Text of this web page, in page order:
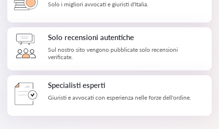
Solo i migliori avvocati e giuristi d'Italia.
Solo recensioni autentiche
Sul nostro sito vengono pubblicate solo recensioni
verificate.
Specialisti esperti
Giuristi e avvocati con esperienza nelle forze dell'ordine.